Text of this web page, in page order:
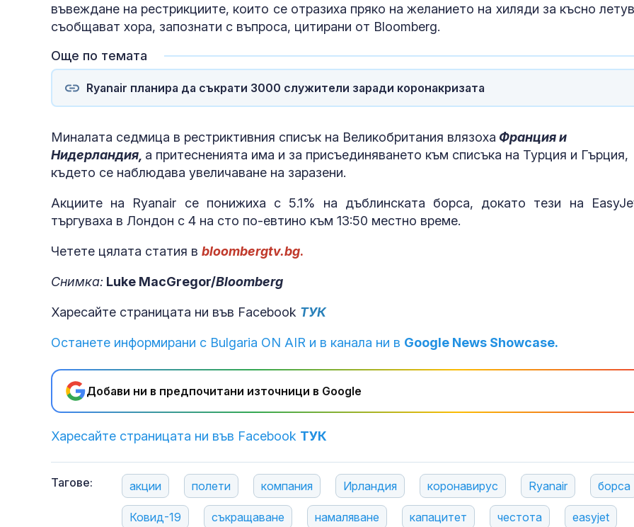
въвеждане на рестрикциите, които се отразиха пряко на желанието на хиляди за късно
съобщават хора, запознати с въпроса, цитирани от Bloomberg.
Още по темата
Ryanair планира да съкрати 3000 служители заради коронакризата
Миналата седмица в рестриктивния списък на Великобритания влязоха Франция и
Нидерландия, а притесненията има и за присъединяването към списъка на Турция и Гърция,
където се наблюдава увеличаване на заразени.
Акциите на Ryanair се понижиха с 5.1% на дъблинската борса, докато тези на
търгуваха в Лондон с 4 на сто по-евтино към 13:50 местно време.
Четете цялата статия в bloombergtv.bg.
Снимка: Luke MacGregor/Bloomberg
Харесайте страницата ни във Facebook ТУК
Останете информирани с Bulgaria ON AIR и в канала ни в Google News Showcase.
Добави ни в предпочитани източници в Google
Харесайте страницата ни във Facebook ТУК
Тагове: акции полети компания Ирландия коронавирус Ryanair борса
Ковид-19 съкращаване намаляване капацитет честота easyjet
до 37 градуса
Как